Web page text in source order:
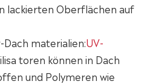
lackierten Oberflächen auf
materialien:UV-
toren können in Dach
und Polymeren wie